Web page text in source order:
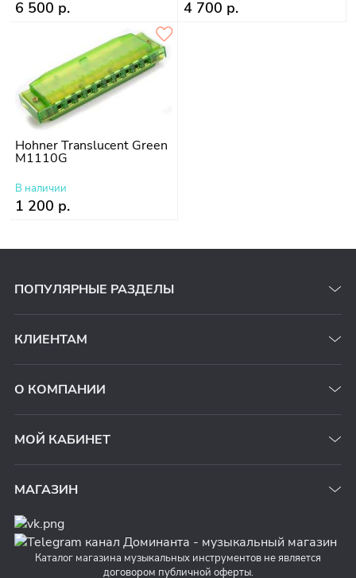
6 500 р. 4 700 р.
Hohner Translucent Green
M1110G
В наличии
1 200 р.
ПОПУЛЯРНЫЕ РАЗДЕЛЫ
КЛИЕНТАМ
О КОМПАНИИ
МОЙ КАБИНЕТ
МАГАЗИН
Каталог магазина музыкальных инструментов не является
договором публичной оферты.